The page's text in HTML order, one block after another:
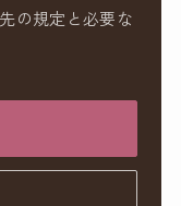
の規定と必要な